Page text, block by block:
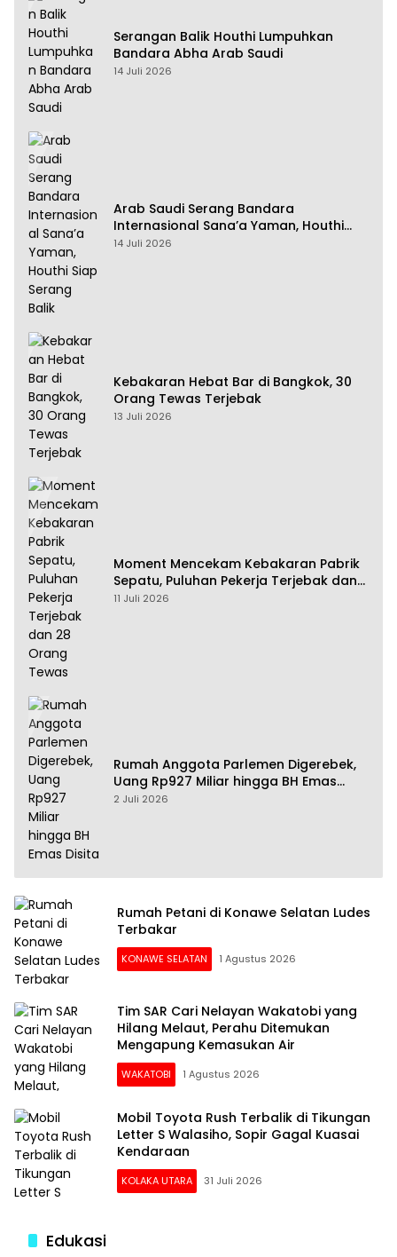
Serangan Balik Houthi Lumpuhkan
Bandara Abha Arab Saudi
14 Juli 2026
Arab Saudi Serang Bandara
Internasional Sana’a Yaman, Houthi
Siap Serang Balik
14 Juli 2026
Kebakaran Hebat Bar di Bangkok, 30
Orang Tewas Terjebak
13 Juli 2026
Moment Mencekam Kebakaran Pabrik
Sepatu, Puluhan Pekerja Terjebak dan
28 Orang Tewas
11 Juli 2026
Rumah Anggota Parlemen Digerebek,
Uang Rp927 Miliar hingga BH Emas
Disita
2 Juli 2026
Rumah Petani di Konawe Selatan Ludes
Terbakar
KONAWE SELATAN 1 Agustus 2026
Tim SAR Cari Nelayan Wakatobi yang
Hilang Melaut, Perahu Ditemukan
Mengapung Kemasukan Air
WAKATOBI 1 Agustus 2026
Mobil Toyota Rush Terbalik di Tikungan
Letter S Walasiho, Sopir Gagal Kuasai
Kendaraan
KOLAKA UTARA 31 Juli 2026
Edukasi